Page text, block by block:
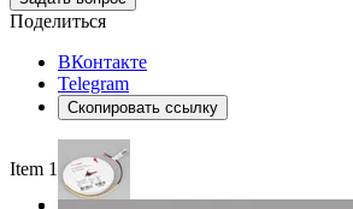
Поделиться
ВКонтакте
Telegram
Скопировать ссылку
Item 1 of 3